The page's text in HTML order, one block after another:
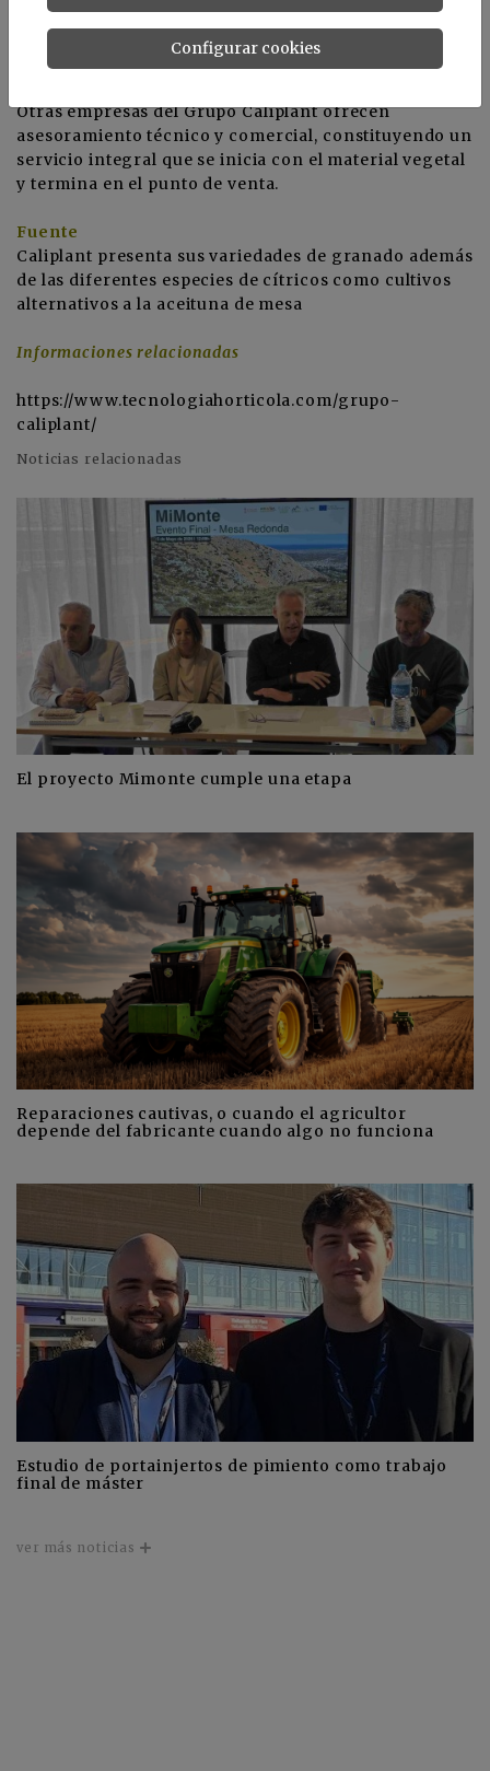
producción de plantel en turba que permite obtener
plantas homogéneas, de alta calidad y rápida entrada
en producción.
Otras empresas del Grupo Caliplant ofrecen
asesoramiento técnico y comercial, constituyendo un
servicio integral que se inicia con el material vegetal
y termina en el punto de venta.
Fuente
Caliplant presenta sus variedades de granado además
de las diferentes especies de cítricos como cultivos
alternativos a la aceituna de mesa
Informaciones relacionadas
https://www.tecnologiahorticola.com/grupo-
caliplant/
Noticias relacionadas
El proyecto Mimonte cumple una etapa
Reparaciones cautivas, o cuando el agricultor
depende del fabricante cuando algo no funciona
Estudio de portainjertos de pimiento como trabajo
final de máster
ver más noticias
Configurar cookies